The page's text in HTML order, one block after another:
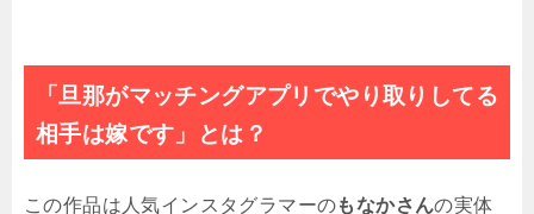
「旦那がマッチングアプリでやり取りしてる
相手は嫁です」とは？
この作品は人気インスタグラマーのもなかさんの実体